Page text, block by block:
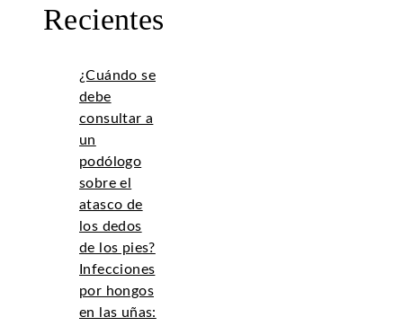
Recientes
¿Cuándo se
debe
consultar a
un
podólogo
sobre el
atasco de
los dedos
de los pies?
Infecciones
por hongos
en las uñas: